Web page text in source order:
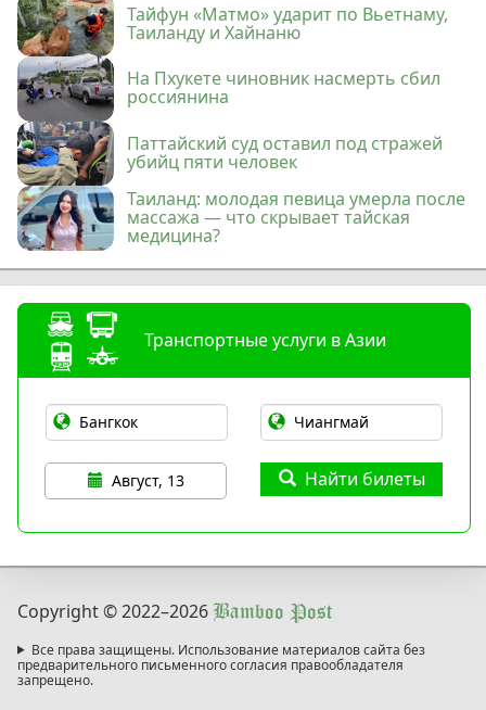
Тайфун «Матмо» ударит по Вьетнаму,
Таиланду и Хайнаню
На Пхукете чиновник насмерть сбил
россиянина
Паттайский суд оставил под стражей
убийц пяти человек
Таиланд: молодая певица умерла после
массажа — что скрывает тайская
медицина?
Транспортные услуги в Азии
Август, 13 Найти билеты
Copyright © 2022–2026 Bamboo Post
Все права защищены. Использование материалов сайта без
предварительного письменного согласия правообладателя
запрещено.